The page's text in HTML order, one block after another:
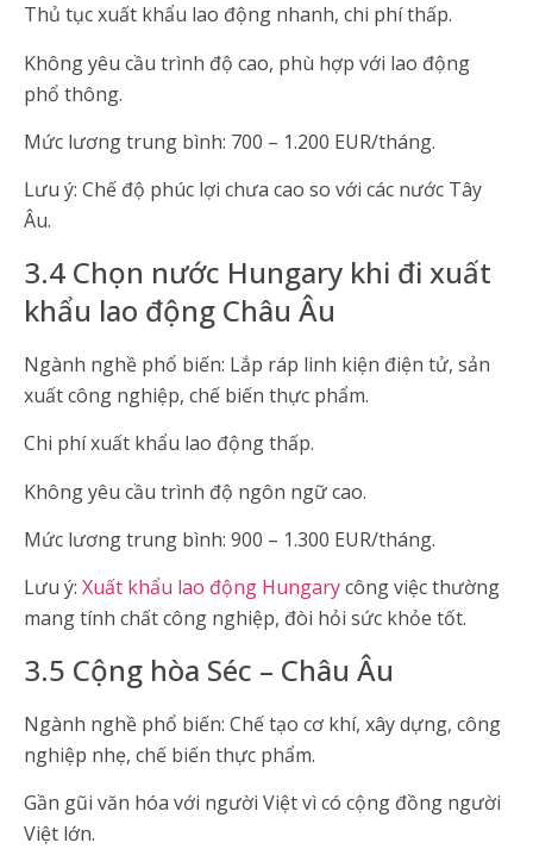
Thủ tục xuất khẩu lao động nhanh, chi phí thấp.
Không yêu cầu trình độ cao, phù hợp với lao động
phổ thông.
Mức lương trung bình: 700 – 1.200 EUR/tháng.
Lưu ý: Chế độ phúc lợi chưa cao so với các nước Tây
Âu.
3.4 Chọn nước Hungary khi đi xuất
khẩu lao động Châu Âu
Ngành nghề phổ biến: Lắp ráp linh kiện điện tử, sản
xuất công nghiệp, chế biến thực phẩm.
Chi phí xuất khẩu lao động thấp.
Không yêu cầu trình độ ngôn ngữ cao.
Mức lương trung bình: 900 – 1.300 EUR/tháng.
Lưu ý: Xuất khẩu lao động Hungarycông việc thường
mang tính chất công nghiệp, đòi hỏi sức khỏe tốt.
3.5 Cộng hòa Séc – Châu Âu
Ngành nghề phổ biến: Chế tạo cơ khí, xây dựng, công
nghiệp nhẹ, chế biến thực phẩm.
Gần gũi văn hóa với người Việt vì có cộng đồng người
Việt lớn.